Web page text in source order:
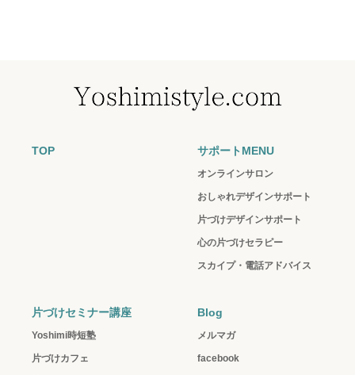
TOP サポートMENU
オンラインサロン
おしゃれデザインサポート
片づけデザインサポート
心の片づけセラピー
スカイプ・電話アドバイス
片づけセミナー講座
Yoshimi時短塾
片づけカフェ
Blog
メルマガ
facebook